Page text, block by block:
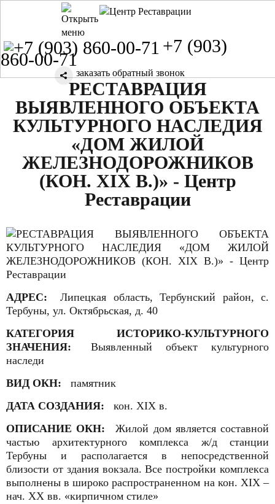
+7 (903)
860-00-71
заказать обратный звонок
РЕСТАВРАЦИЯ
ВЫЯВЛЕННОГО ОБЪЕКТА
КУЛЬТУРНОГО НАСЛЕДИЯ
«ДОМ ЖИЛОЙ
ЖЕЛЕЗНОДОРОЖНИКОВ
(КОН. XIX В.)» - Центр
Реставрации
АДРЕС:
Липецкая область, Тербунский район, с.
Тербуны, ул. Октябрьская, д. 40
КАТЕГОРИЯ ИСТОРИКО-КУЛЬТУРНОГО
ЗНАЧЕНИЯ:
Выявленный объект культурного
наследи
ВИД ОКН:
памятник
ДАТА СОЗДАНИЯ:
кон. XIX в.
ОПИСАНИЕ ОКН:
Жилой дом является составной
частью архитектурного комплекса ж/д станции
Тербуны и располагается в непосредственной
близости от здания вокзала. Все постройки комплекса
выполнены в широко распространенном на кон. XIX –
нач. XX вв. «кирпичном стиле»